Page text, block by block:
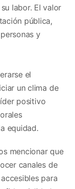
labor. El valor
pública,
y
el
un clima de
positivo
equidad.
mencionar que
canales de
para